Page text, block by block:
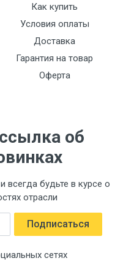
Как купить
Условия оплаты
Доставка
Гарантия на товар
Оферта
об
всегда будьте в курсе о
отрасли
Подписаться
сетях